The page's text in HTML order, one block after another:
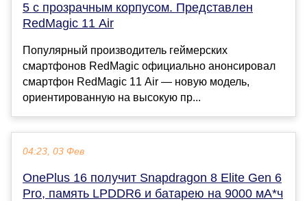
5 с прозрачным корпусом. Представлен
RedMagic 11 Air
Популярный производитель геймерских
смартфонов RedMagic официально анонсировал
смартфон RedMagic 11 Air — новую модель,
ориентированную на высокую пр...
04:23, 03 Фев
OnePlus 16 получит Snapdragon 8 Elite Gen 6
Pro, память LPDDR6 и батарею на 9000 мА*ч